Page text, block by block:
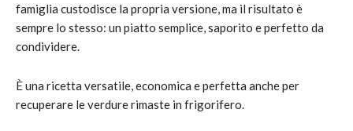
famiglia custodisce la propria versione, ma il risultato è
sempre lo stesso: un piatto semplice, saporito e perfetto da
condividere.
È una ricetta versatile, economica e perfetta anche per
recuperare le verdure rimaste in frigorifero.